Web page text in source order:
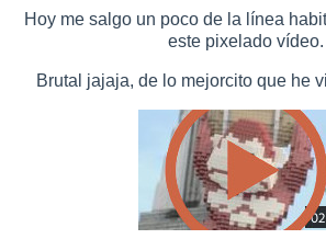
Hoy me salgo un poco de la línea
este pixelado vídeo.
Brutal jajaja, de lo mejorcito que he